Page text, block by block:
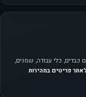
כבדים, כלי עבודה, שמנים,
פריטים במהירות